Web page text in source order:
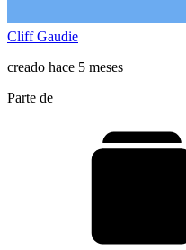
Cliff Gaudie
creado hace 5 meses
Parte de